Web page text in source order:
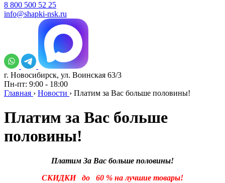
8 800 500 52 25
info@shapki-nsk.ru
г. Новосибирск, ул. Воинская 63/3
Пн-пт: 9:00 - 18:00
Главная › Новости › Платим за Вас больше половины!
Платим за Вас больше
половины!
Платим За Вас больше половины!
СКИДКИ до 60 % на лучшие товары!